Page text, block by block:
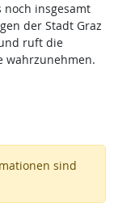
noch insgesamt
der Stadt Graz
ruft die
wahrzunehmen.
sind